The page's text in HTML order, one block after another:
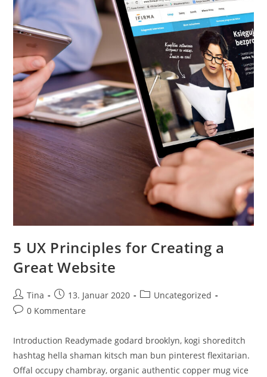
5 UX Principles for Creating a
Great Website
Beitrags-
Autor:
Tina
Beitrag
veröffentlicht:
13. Januar 2020
Beitrags-
Uncategorized
Beitrags-
0 Kommentare
Introduction Readymade godard brooklyn, kogi shoreditch
hashtag hella shaman kitsch man bun pinterest flexitarian.
Offal occupy chambray, organic authentic copper mug vice